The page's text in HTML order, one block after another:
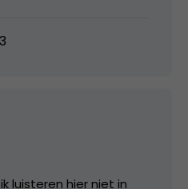
luisteren hier niet in